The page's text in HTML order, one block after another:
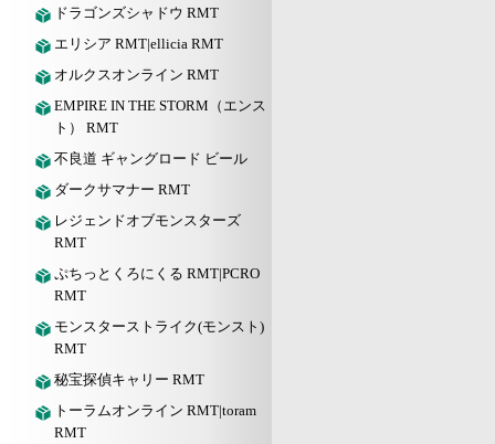
ドラゴンズシャドウ RMT
エリシア RMT|ellicia RMT
オルクスオンライン RMT
EMPIRE IN THE STORM（エンス
ト） RMT
不良道 ギャングロード ビール
ダークサマナー RMT
レジェンドオブモンスターズ
RMT
ぷちっとくろにくる RMT|PCRO
RMT
モンスターストライク(モンスト)
RMT
秘宝探偵キャリー RMT
トーラムオンライン RMT|toram
RMT